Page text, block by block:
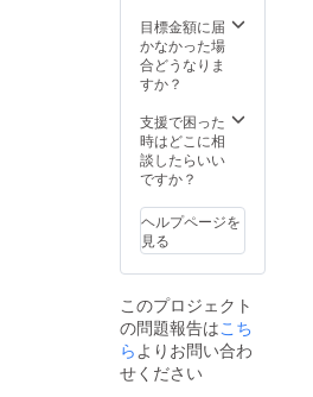
ストな
ご提案
をさせ
ていた
す。 ※
この
コース
は、20
名様限
定。 ※
ご利用
は2022
末ま
で。コ
ロナの
状況に
よって
持ちを
込めて
精一杯
サービ
ていた
だきま
す。 お
料理や
物など
の内容
につい
てもご
ご利用
シー
ン、お
客様の
年代等
プラン
をご利
用いた
だけま
らら亭
の社長
自ら打
合せ・
から担
当をさ
せてい
ただき
ご人数
などの
条件に
合わせ
て、感
目標金額に届
かなかった場
合どうなりま
すか？
支援で困った
時はどこに相
談したらいい
ですか？
ヘルプページを
見る
このプロジェクト
の問題報告はこち
らよりお問い合わ
せください